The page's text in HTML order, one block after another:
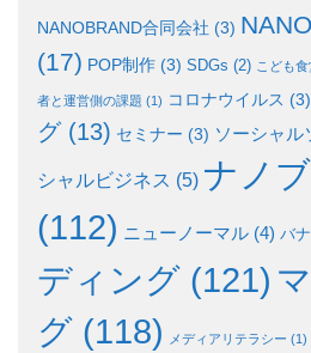
NANOBRAND合同会社 (3)
(17) POP制作 (3) SDGs (2) こども
者と運営側の課題 (1) コロナウイルス (3)
グ(13) セミナー (3) ソーシャル
シャルビジネス (5) ナノ
(112) ニューノーマル (4) バ
ディング (121)
グ (118) メディアリテラシー (1)